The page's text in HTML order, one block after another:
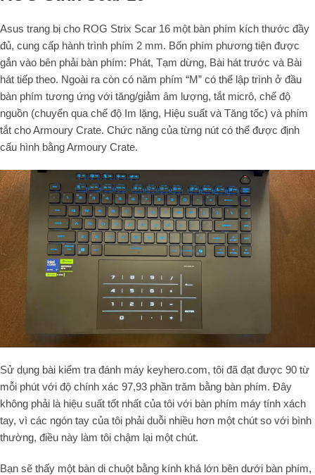
Asus trang bị cho ROG Strix Scar 16 một bàn phím kích thước đầy
đủ, cung cấp hành trình phím 2 mm. Bốn phím phương tiện được
gắn vào bên phải bàn phím: Phát, Tạm dừng, Bài hát trước và Bài
hát tiếp theo. Ngoài ra còn có năm phím “M” có thể lập trình ở đầu
bàn phím tương ứng với tăng/giảm âm lượng, tắt micrô, chế độ
nguồn (chuyển qua chế độ Im lặng, Hiệu suất và Tăng tốc) và phím
tắt cho Armoury Crate. Chức năng của từng nút có thể được định
cấu hình bằng Armoury Crate.
Sử dụng bài kiểm tra đánh máy keyhero.com, tôi đã đạt được 90 từ
mỗi phút với độ chính xác 97,93 phần trăm bằng bàn phím. Đây
không phải là hiệu suất tốt nhất của tôi với bàn phím máy tính xách
tay, vì các ngón tay của tôi phải duỗi nhiều hơn một chút so với bình
thường, điều này làm tôi chậm lại một chút.
Bạn sẽ thấy một bàn di chuột bằng kính khá lớn bên dưới bàn phím,